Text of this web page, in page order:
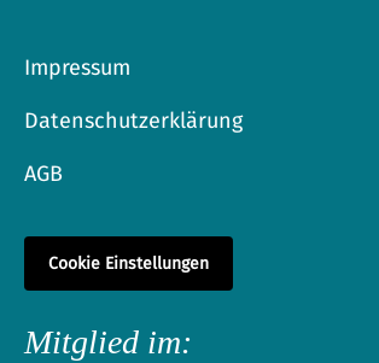
Impressum
Datenschutzerklärung
AGB
Cookie Einstellungen
Mitglied im: